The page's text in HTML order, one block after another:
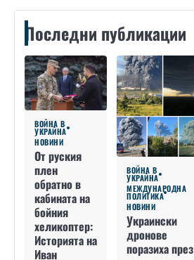
Последни публикации
ВОЙНА В
УКРАЙНА
НОВИНИ
От руския
плен
обратно в
кабината на
бойния
хеликоптер:
Историята на
Иван
ВОЙНА В
УКРАЙНА
МЕЖДУНАРОДНА
ПОЛИТИКА
НОВИНИ
Украински
дронове
поразиха през